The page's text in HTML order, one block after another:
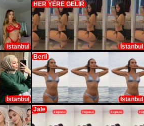
istanbul
HER YERE GELİR
İstanbul
İstanbul
Beril
İstanbul
Jale